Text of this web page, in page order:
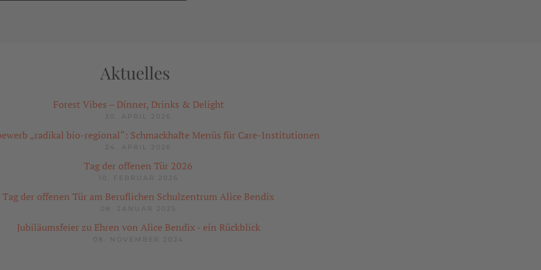
Aktuelles
Forest Vibes – Dinner, Drinks & Delight
„radikal bio-regional“: Schmackhafte Menüs für Care-Institutionen
Tag der offenen Tür 2026
Tag der offenen Tür am Beruflichen Schulzentrum Alice Bendix
Jubiläumsfeier zu Ehren von Alice Bendix - ein Rückblick